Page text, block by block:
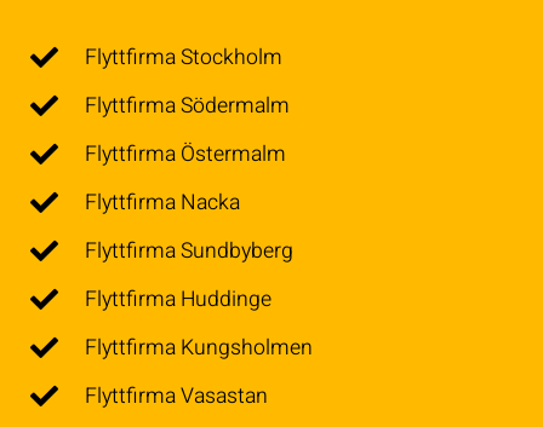
Flyttfirma Stockholm
Flyttfirma Södermalm
Flyttfirma Östermalm
Flyttfirma Nacka
Flyttfirma Sundbyberg
Flyttfirma Huddinge
Flyttfirma Kungsholmen
Flyttfirma Vasastan